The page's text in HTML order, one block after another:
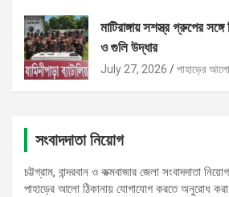
মাটিরাঙ্গায় সশস্ত্র গ্রুপের
ও গুলি উদ্ধার
July 27, 2026 পাহাড়ের আলো
সংবাদদাতা নিয়োগ
চট্টগ্রাম, বান্দরবান ও কক্মবাজার জেলা সংবাদদাতা
পাহাড়ের আলো ঠিকানায় যোগাযোগ করতে অনুরোধ